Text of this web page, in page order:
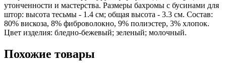
утонченности и мастерства. Размеры бахромы с бусинами для
штор: высота тесьмы - 1.4 см; общая высота - 3.3 см. Состав:
80% вискоза, 8% фиброволокно, 9% полиэстер, 3% хлопок.
Цвет изделия: бледно-бежевый; зеленый; молочный.
Похожие товары